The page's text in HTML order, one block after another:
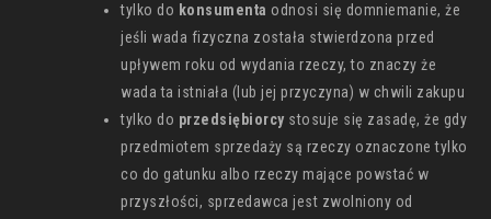
tylko do konsumenta odnosi się domniemanie, że
jeśli wada fizyczna została stwierdzona przed
upływem roku od wydania rzeczy, to znaczy że
wada ta istniała (lub jej przyczyna) w chwili zakupu
tylko do przedsiębiorcy stosuje się zasadę, że gdy
przedmiotem sprzedaży są rzeczy oznaczone tylko
co do gatunku albo rzeczy mające powstać w
przyszłości, sprzedawca jest zwolniony od